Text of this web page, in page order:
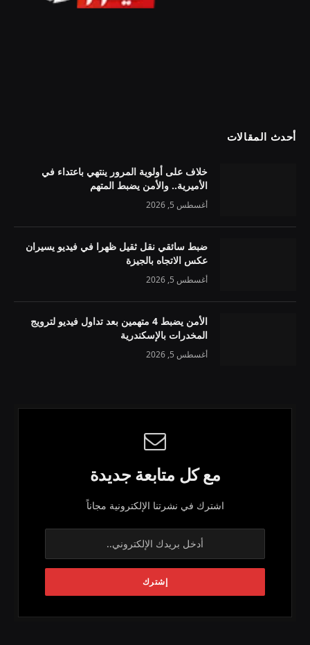
أحدث المقالات
خلاف على أولوية المرور ينتهي باعتداء في
الأميرية.. والأمن يضبط المتهم
أغسطس 5, 2026
ضبط سائقي نقل ثقيل ظهرا في فيديو يسيران
عكس الاتجاه بالجيزة
أغسطس 5, 2026
الأمن يضبط 4 متهمين بعد تداول فيديو لترويج
المخدرات بالإسكندرية
أغسطس 5, 2026
مع كل متابعة جديدة
اشترك في نشرتنا الإلكترونية مجاناً